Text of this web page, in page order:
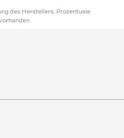
des Herstellers. Prozentuale